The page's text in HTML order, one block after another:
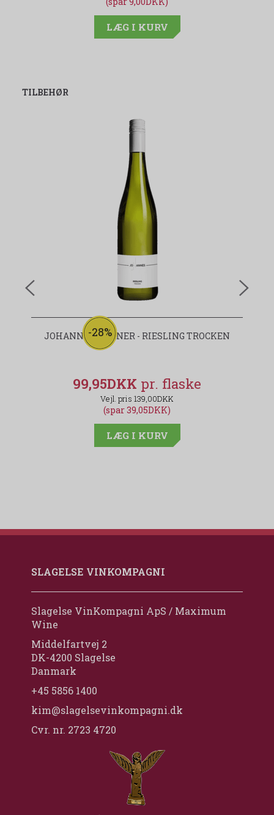
LÆG I KURV
TILBEHØR
-28%
JOHANNES HÖRNER - RIESLING TROCKEN
99,95DKK
139,00DKK
(spar 39,05DKK)
LÆG I KURV
SLAGELSE VINKOMPAGNI
Slagelse VinKompagni ApS / Maximum
Wine
Middelfartvej 2
DK-4200 Slagelse
Danmark
+45 5856 1400
kim@slagelsevinkompagni.dk
Cvr. nr. 2723 4720